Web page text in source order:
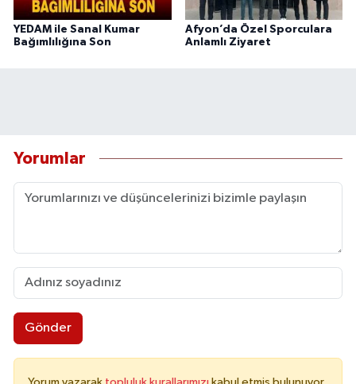
YEDAM ile Sanal Kumar
Bağımlılığına Son
Afyon’da Özel Sporculara
Anlamlı Ziyaret
Yorumlar
Gönder